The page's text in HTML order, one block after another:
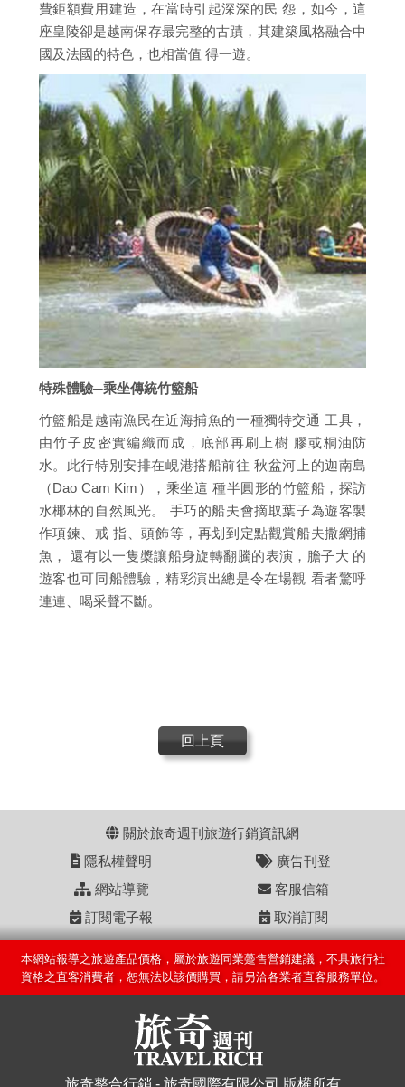
費鉅額費用建造，在當時引起深深的民 怨，如今，這
座皇陵卻是越南保存最完整的古蹟，其建築風格融合中
國及法國的特色，也相當值 得一遊。
特殊體驗─乘坐傳統竹籃船
竹籃船是越南漁民在近海捕魚的一種獨特交通 工具，
由竹子皮密實編織而成，底部再刷上樹 膠或桐油防
水。此行特別安排在峴港搭船前往 秋盆河上的迦南島
（Dao Cam Kim），乘坐這 種半圓形的竹籃船，探訪
水椰林的自然風光。 手巧的船夫會摘取葉子為遊客製
作項鍊、戒 指、頭飾等，再划到定點觀賞船夫撒網捕
魚， 還有以一隻槳讓船身旋轉翻騰的表演，膽子大 的
遊客也可同船體驗，精彩演出總是令在場觀 看者驚呼
連連、喝采聲不斷。
回上頁
關於旅奇週刊旅遊行銷資訊網
隱私權聲明
廣告刊登
網站導覽
客服信箱
訂閱電子報
取消訂閱
本網站報導之旅遊產品價格，屬於旅遊同業躉售營銷建議，不具旅行社
資格之直客消費者，恕無法以該價購買，請另洽各業者直客服務單位。
旅奇整合行銷 - 旅奇國際有限公司 版權所有